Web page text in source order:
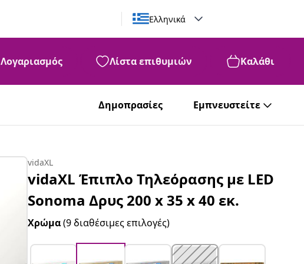
Ελληνικά
Λογαριασμός Λίστα επιθυμιών Καλάθι
Δημοπρασίες Εμπνευστείτε
vidaXL
vidaXL Έπιπλο Τηλεόρασης με LED
Sonoma Δρυς 200 x 35 x 40 εκ.
Χρώμα(9 διαθέσιμες επιλογές)